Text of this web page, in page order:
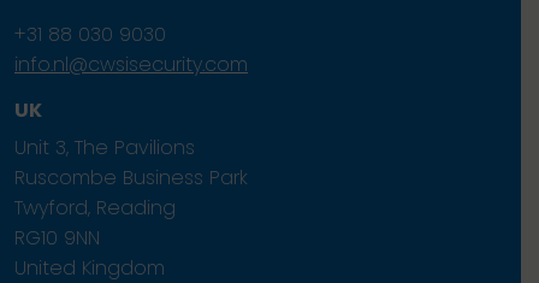
+31 88 030 9030
info.nl@cwsisecurity.com
UK
Unit 3, The Pavilions
Ruscombe Business Park
Twyford, Reading
RG10 9NN
United Kingdom